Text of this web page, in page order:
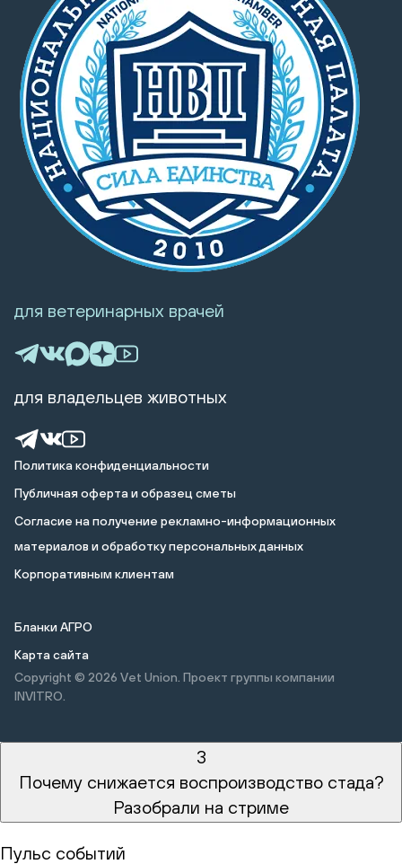
Политика конфиденциальности
Публичная оферта и образец сметы
Cогласие на получение рекламно-информационных
материалов и обработку персональных данных
Корпоративным клиентам
Бланки АГРО
Карта сайта
Copyright © 2026 Vet Union. Проект группы компании
INVITRO.
для ветеринарных врачей
для владельцев животных
3
Почему снижается воспроизводство стада?
Разобрали на стриме
Пульс событий